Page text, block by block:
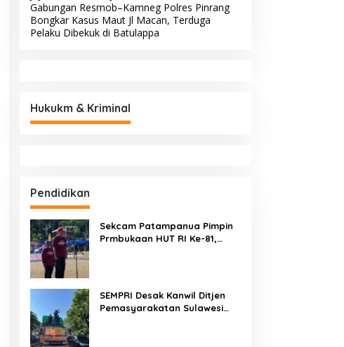
Gabungan Resmob–Kamneg Polres Pinrang
Bongkar Kasus Maut Jl Macan, Terduga
Pelaku Dibekuk di Batulappa
Hukukm & Kriminal
Pendidikan
Sekcam Patampanua Pimpin
Prmbukaan HUT RI Ke-81,
SEMPRI Desak Kanwil Ditjen
Pemasyarakatan Sulawesi